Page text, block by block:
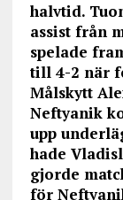
halvtid.
assist från
spelade
till 4-2 när
Målskytt
Neftyanik
upp
hade
gjorde
för